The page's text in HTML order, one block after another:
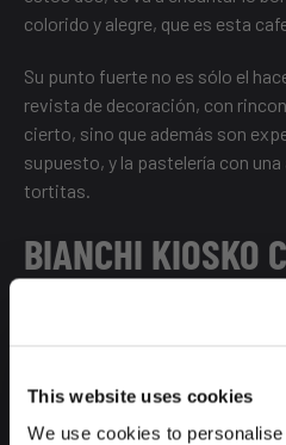
This website uses cookies
We use cookies to
colorido y alegre, que es esta
Su punto fuerte no es sólo el
revista de decoración, con
cierto, sino que además son
supuesto, y la pastelería con
tortitas.
BIANCHI KIOSKO
aquellos que adoren el café, que
capaces de sacar todos los